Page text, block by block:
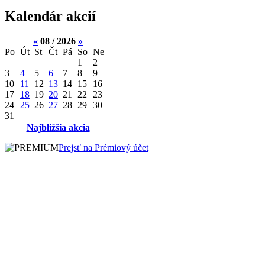
Kalendár akcií
« 08 / 2026 »
Po Út St Čt Pá So Ne
1
2
3
4 5 6 7 8
9
10
11 12 13 14 15
16
17
18 19 20 21 22
23
24
25 26 27 28 29 30
31
Najbližšia akcia
Prejsť na Prémiový účet